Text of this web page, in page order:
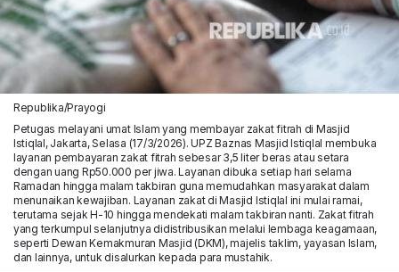
Republika/Prayogi
Petugas melayani umat Islam yang membayar zakat fitrah di Masjid
Istiqlal, Jakarta, Selasa (17/3/2026). UPZ Baznas Masjid Istiqlal membuka
layanan pembayaran zakat fitrah sebesar 3,5 liter beras atau setara
dengan uang Rp50.000 per jiwa. Layanan dibuka setiap hari selama
Ramadan hingga malam takbiran guna memudahkan masyarakat dalam
menunaikan kewajiban. Layanan zakat di Masjid Istiqlal ini mulai ramai,
terutama sejak H-10 hingga mendekati malam takbiran nanti. Zakat fitrah
yang terkumpul selanjutnya didistribusikan melalui lembaga keagamaan,
seperti Dewan Kemakmuran Masjid (DKM), majelis taklim, yayasan Islam,
dan lainnya, untuk disalurkan kepada para mustahik.